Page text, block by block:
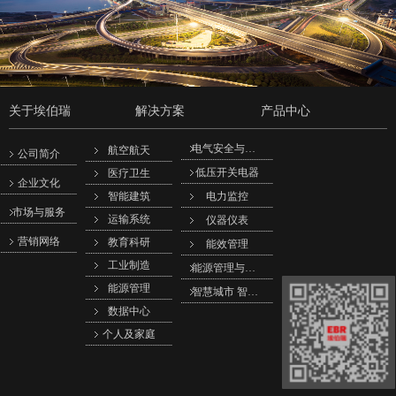
关于埃伯瑞 解决方案 产品中心
公司简介
企业文化
市场与服务
营销网络
航空航天
医疗卫生
智能建筑
运输系统
教育科研
工业制造
能源管理
数据中心
个人及家庭
电气安全与保护
低压开关电器
电力监控
仪器仪表
能效管理
能源管理与节能
智慧城市 智慧管理系统